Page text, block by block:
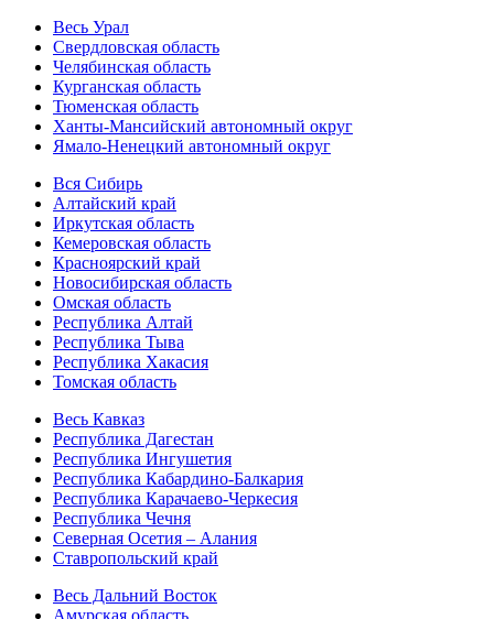
Весь Урал
Свердловская область
Челябинская область
Курганская область
Тюменская область
Ханты-Мансийский автономный округ
Ямало-Ненецкий автономный округ
Вся Сибирь
Алтайский край
Иркутская область
Кемеровская область
Красноярский край
Новосибирская область
Омская область
Республика Алтай
Республика Тыва
Республика Хакасия
Томская область
Весь Кавказ
Республика Дагестан
Республика Ингушетия
Республика Кабардино-Балкария
Республика Карачаево-Черкесия
Республика Чечня
Северная Осетия – Алания
Ставропольский край
Весь Дальний Восток
Амурская область